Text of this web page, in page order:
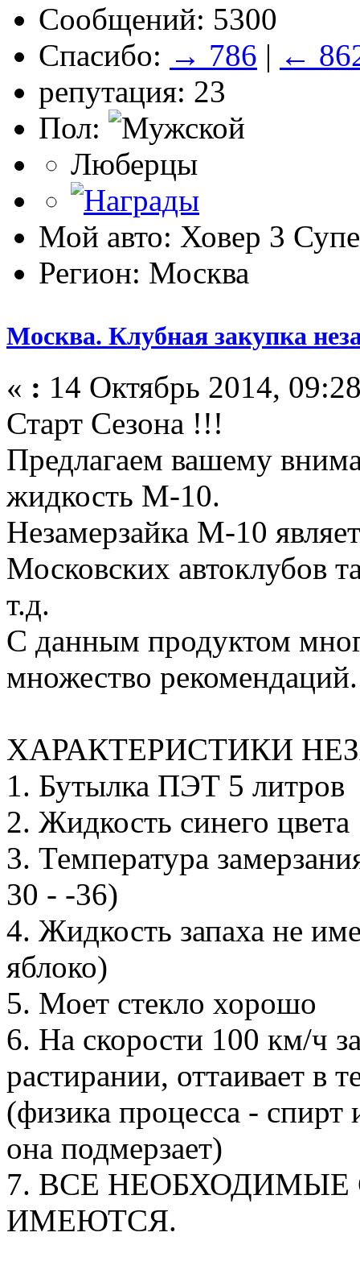
Сообщений: 5300
Спасибо: → 786 | ←
репутация: 23
Пол:
Люберцы
Мой авто: Ховер 3
Регион: Москва
Москва. Клубная закупка
« : 14 Октябрь 2014,
Старт Сезона !!!
Предлагаем вашему
жидкость М-10.
Незамерзайка М-10
Московских автоклубов
т.д.
С данным продуктом
множество рекомендаций.
ХАРАКТЕРИСТИКИ
1. Бутылка ПЭТ 5 литров
2. Жидкость синего цвета
3. Температура
30 - -36)
4. Жидкость запаха не
яблоко)
5. Моет стекло хорошо
6. На скорости 100 км/ч
растирании, оттаивает в
(физика процесса - спирт
она подмерзает)
7. ВСЕ
ИМЕЮТСЯ.